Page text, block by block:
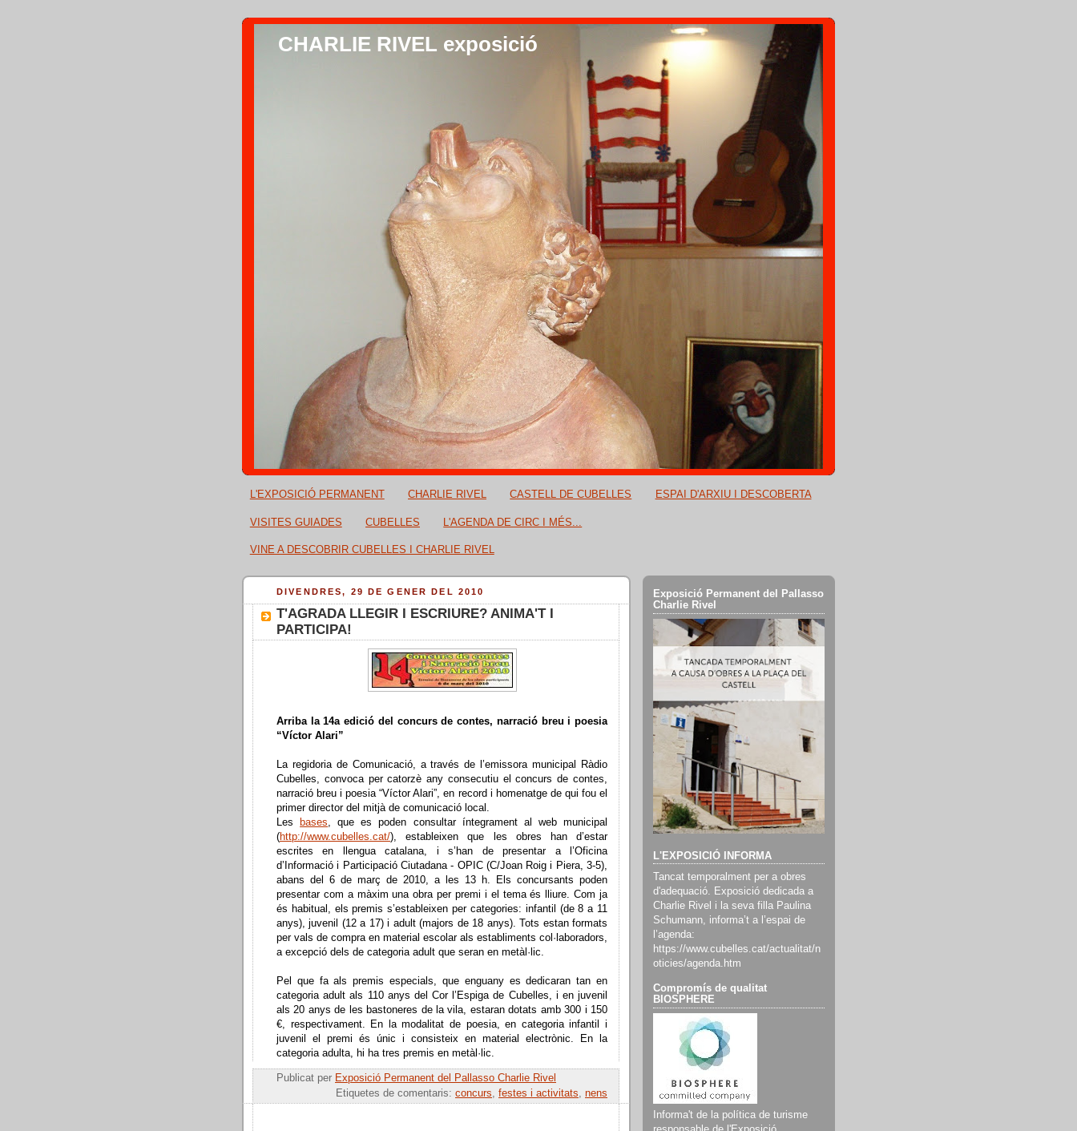
CHARLIE RIVEL exposició
L'EXPOSICIÓ PERMANENT CHARLIE RIVEL CASTELL DE CUBELLES ESPAI D'ARXIU I DESCOBERTA
VISITES GUIADES CUBELLES L'AGENDA DE CIRC I MÉS...
VINE A DESCOBRIR CUBELLES I CHARLIE RIVEL
DIVENDRES, 29 DE GENER DEL 2010
T'AGRADA LLEGIR I ESCRIURE? ANIMA'T I
PARTICIPA!
Arriba la 14a edició del concurs de contes, narració breu i poesia
“Víctor Alari”
La regidoria de Comunicació, a través de l’emissora municipal Ràdio
Cubelles, convoca per catorzè any consecutiu el concurs de contes,
narració breu i poesia “Víctor Alari”, en record i homenatge de qui fou el
primer director del mitjà de comunicació local.
Les
bases , que es poden consultar íntegrament al web municipal
(http://www.cubelles.cat/), estableixen que les obres han d’estar
escrites en llengua catalana, i s’han de presentar a l’Oficina
d’Informació i Participació Ciutadana - OPIC (C/Joan Roig i Piera, 3-5),
abans del 6 de març de 2010, a les 13 h. Els concursants poden
presentar com a màxim una obra per premi i el tema és lliure. Com ja
és habitual, els premis s’estableixen per categories: infantil (de 8 a 11
anys), juvenil (12 a 17) i adult (majors de 18 anys). Tots estan formats
per vals de compra en material escolar als establiments col·laboradors,
a excepció dels de categoria adult que seran en metàl·lic.
Pel que fa als premis especials, que enguany es dedicaran tan en
categoria adult als 110 anys del Cor l’Espiga de Cubelles, i en juvenil
als 20 anys de les bastoneres de la vila, estaran dotats amb 300 i 150
€, respectivament. En la modalitat de poesia, en categoria infantil i
juvenil el premi és únic i consisteix en material electrònic. En la
categoria adulta, hi ha tres premis en metàl·lic.
Publicat per Exposició Permanent del Pallasso Charlie Rivel
Etiquetes de comentaris: concurs, festes i activitats, nens
Exposició Permanent del Pallasso
Charlie Rivel
L'EXPOSICIÓ INFORMA
Tancat temporalment per a obres
d'adequació. Exposició dedicada a
Charlie Rivel i la seva filla Paulina
Schumann, informa’t a l’espai de
l’agenda:
https://www.cubelles.cat/actualitat/n
oticies/agenda.htm
Compromís de qualitat
BIOSPHERE
Informa't de la política de turisme